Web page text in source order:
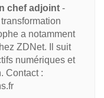
chef adjoint -
a notamment
ZDNet. Il suit
numériques et
Contact :